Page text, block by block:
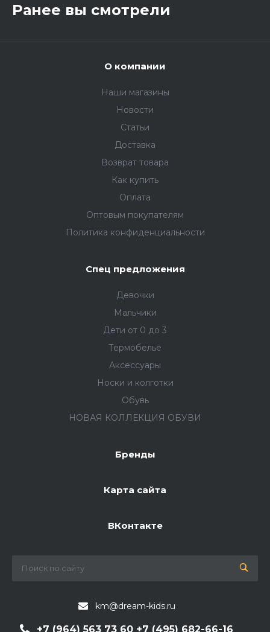
Ранее вы смотрели
О компании
Наши магазины
Новости
Статьи
Доставка
Возврат товара
Как купить
Оплата
Оптовым покупателям
Политика конфиденциальности
Спец предложения
Девочки
Мальчики
Дети от 0 до 3
Термобелье
Аксессуары
Носки и колготки
Обувь
НОВАЯ КОЛЛЕКЦИЯ ОБУВИ
Бренды
Карта сайта
ВКонтакте
km@dream-kids.ru
+7 (964) 563 73 60 +7 (495) 682-66-16